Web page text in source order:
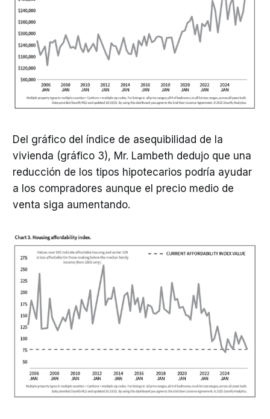
Del gráfico del índice de asequibilidad de la
vivienda (gráfico 3), Mr. Lambeth dedujo que una
reducción de los tipos hipotecarios podría ayudar
a los compradores aunque el precio medio de
venta siga aumentando.